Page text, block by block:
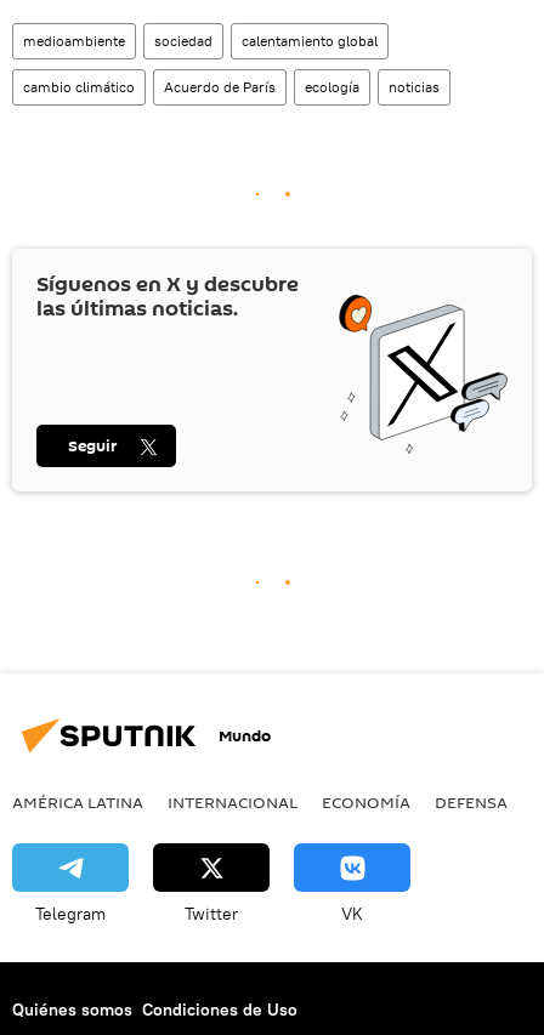
medioambiente sociedad calentamiento global
cambio climático Acuerdo de París ecología noticias
Síguenos en X y descubre
las últimas noticias.
Seguir
Mundo
AMÉRICA LATINA INTERNACIONAL ECONOMÍA DEFENSA
Telegram Twitter VK
Quiénes somos Condiciones de Uso